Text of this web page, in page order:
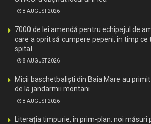
8 AUGUST 2026
7000 de lei amendă pentru echipajul de
care a oprit să cumpere pepeni, în timp
spital
8 AUGUST 2026
Micii baschetbaliști din Baia Mare au
de la jandarmii montani
8 AUGUST 2026
Literația timpurie, în prim-plan: noi măsuri